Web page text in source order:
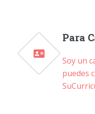
Para
Soy un
puedes